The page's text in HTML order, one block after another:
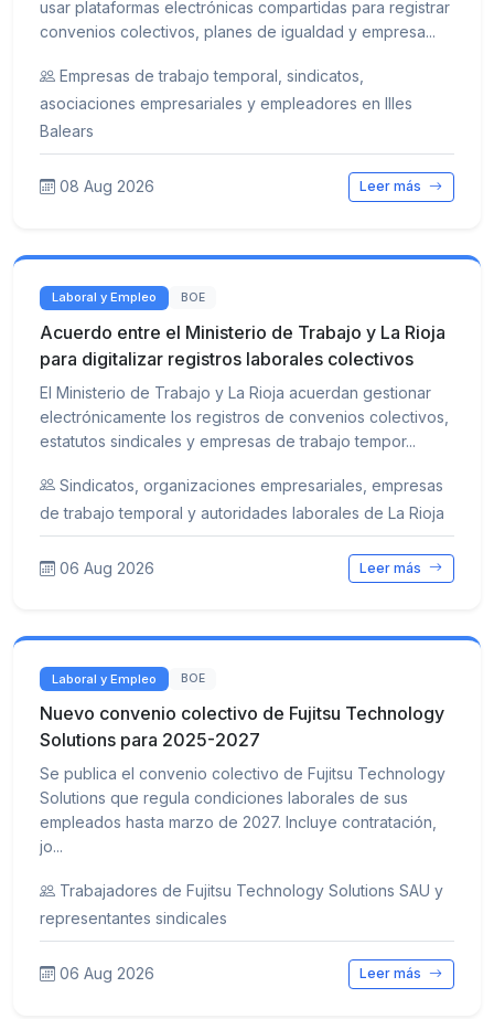
usar plataformas electrónicas compartidas para registrar
convenios colectivos, planes de igualdad y empresa...
Empresas de trabajo temporal, sindicatos,
asociaciones empresariales y empleadores en Illes
Balears
08 Aug 2026 Leer más
Laboral y Empleo BOE
Acuerdo entre el Ministerio de Trabajo y La Rioja
para digitalizar registros laborales colectivos
El Ministerio de Trabajo y La Rioja acuerdan gestionar
electrónicamente los registros de convenios colectivos,
estatutos sindicales y empresas de trabajo tempor...
Sindicatos, organizaciones empresariales, empresas
de trabajo temporal y autoridades laborales de La Rioja
06 Aug 2026 Leer más
Laboral y Empleo BOE
Nuevo convenio colectivo de Fujitsu Technology
Solutions para 2025-2027
Se publica el convenio colectivo de Fujitsu Technology
Solutions que regula condiciones laborales de sus
empleados hasta marzo de 2027. Incluye contratación,
jo...
Trabajadores de Fujitsu Technology Solutions SAU y
representantes sindicales
06 Aug 2026 Leer más